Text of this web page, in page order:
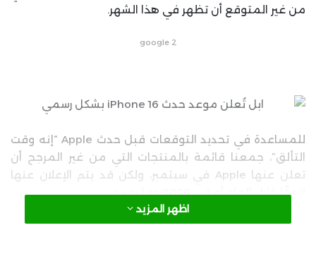
من غير المتوقع أن تظهر في هذا الشهر.
google 2
للمساعدة في تحديد التوقعات قبل حدث Apple “إنه وقت
التألق”، جمعنا قائمة بالمنتجات التي من غير المرجح أن
تعلن عنها Apple في سبتمبر، ولكن قد يتم الإعلان عنها
لاحقًا خلال العام أو في 2025 وما بعده.
أجهزة Mac بمعالجات M4
اظهر المزيد